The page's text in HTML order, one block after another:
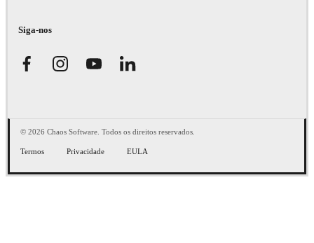
Siga-nos
© 2026 Chaos Software. Todos os direitos reservados.
Termos Privacidade EULA